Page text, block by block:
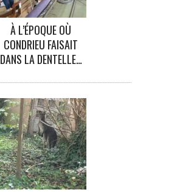
À L’ÉPOQUE OÙ
CONDRIEU FAISAIT
DANS LA DENTELLE…